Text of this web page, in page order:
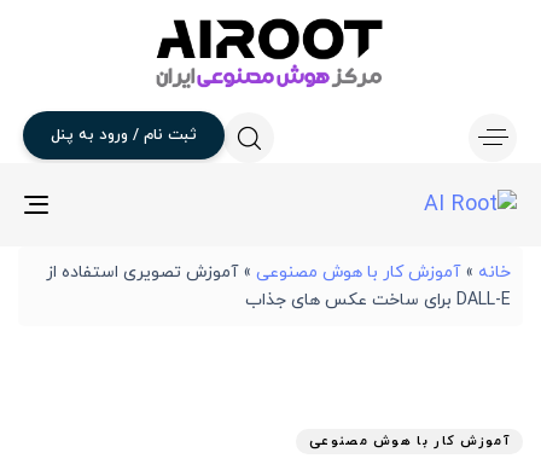
ثبت نام / ورود به پنل
خانه »آموزش کار با هوش مصنوعی »آموزش تصویری استفاده از
DALL-E برای ساخت عکس های جذاب
آموزش کار با هوش مصنوعی